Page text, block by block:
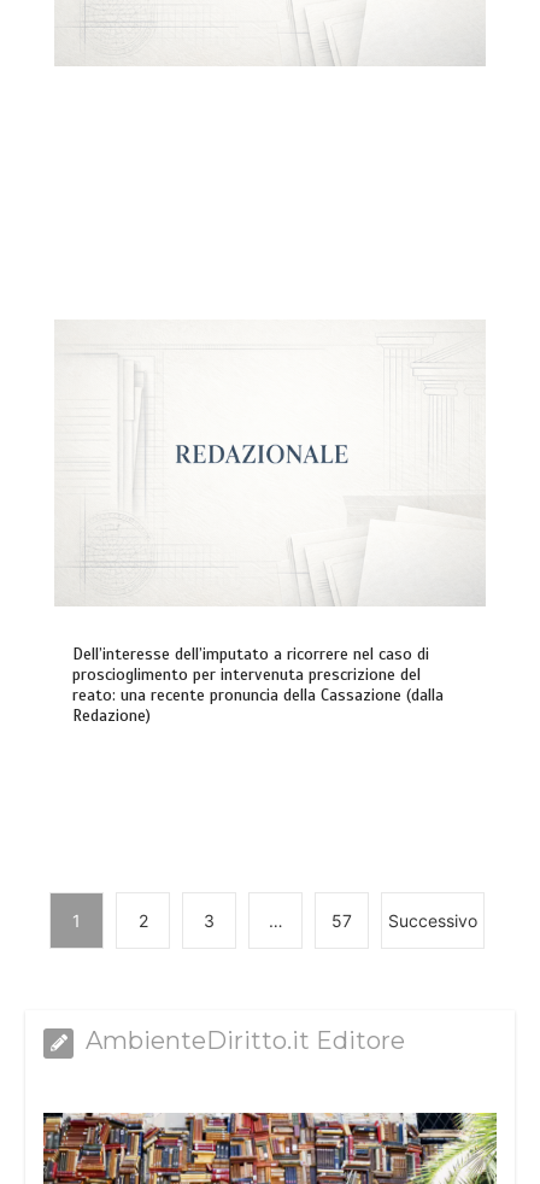
Dell’interesse dell’imputato a ricorrere nel caso di
proscioglimento per intervenuta prescrizione del
reato: una recente pronuncia della Cassazione (dalla
Redazione)
1 2 3 … 57 Successivo
AmbienteDiritto.it Editore